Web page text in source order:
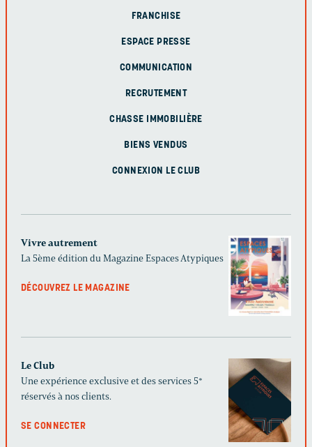
FRANCHISE
ESPACE PRESSE
COMMUNICATION
RECRUTEMENT
CHASSE IMMOBILIÈRE
BIENS VENDUS
CONNEXION LE CLUB
Vivre autrement
La 5ème édition du Magazine Espaces Atypiques
DÉCOUVREZ LE MAGAZINE
Le Club
Une expérience exclusive et des services 5*
réservés à nos clients.
SE CONNECTER